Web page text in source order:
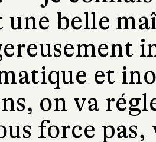
une belle
et
on va
force